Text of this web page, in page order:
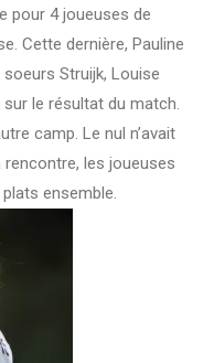
pour 4 joueuses de
Cette dernière, Pauline
Struijk, Louise
le résultat du match.
camp. Le nul n’avait
les joueuses
ensemble.